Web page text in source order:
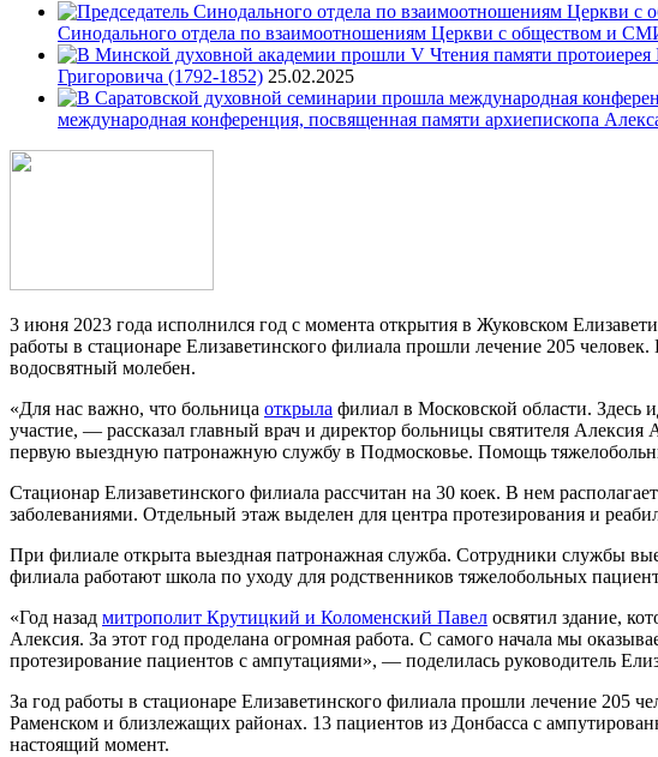
Синодального отдела по взаимоотношениям Церкви с обществом и
Григоровича (1792-1852) 25.02.2025
международная конференция, посвященная памяти архиепископа
3 июня 2023 года исполнился год с момента открытия в Жуковском
работы в стационаре Елизаветинского филиала прошли лечение 205
водосвятный молебен.
«Для нас важно, что больница открыла филиал в Московской области. Здесь
участие, — рассказал главный врач и директор больницы святителя
первую выездную патронажную службу в Подмосковье. Помощь
Стационар Елизаветинского филиала рассчитан на 30 коек. В нем
заболеваниями. Отдельный этаж выделен для центра протезирования и
При филиале открыта выездная патронажная служба. Сотрудники службы
филиала работают школа по уходу для родственников тяжелобольных
«Год назад митрополит Крутицкий и Коломенский Павел освятил здание,
Алексия. За этот год проделана огромная работа. С самого начала мы
протезирование пациентов с ампутациями», — поделилась руководитель
За год работы в стационаре Елизаветинского филиала прошли лечение 205
Раменском и близлежащих районах. 13 пациентов из Донбасса с
настоящий момент.